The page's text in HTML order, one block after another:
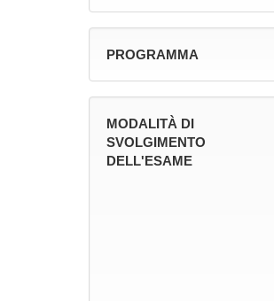
PROGRAMMA
MODALITÀ DI
SVOLGIMENTO
DELL'ESAME